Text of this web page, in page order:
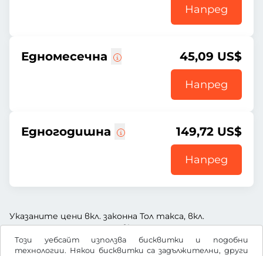
Този уебсайт използва бисквитки и подобни
технологии. Някои бисквитки са задължителни, други
Напред
Едномесечна 45,09 US$
Напред
Едногодишна 149,72 US$
Напред
Указаните цени вкл. законна Тол такса, вкл.
заплащане за услугата и вкл. ДДС